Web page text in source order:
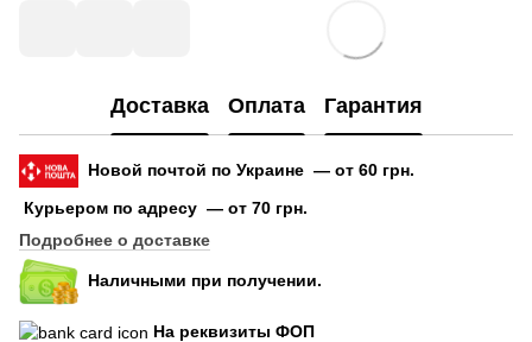
Доставка Оплата Гарантия
Новой почтой по Украине — от 60 грн.
Курьером по адресу — от 70 грн.
Подробнее о доставке
Наличными при получении.
На реквизиты ФОП